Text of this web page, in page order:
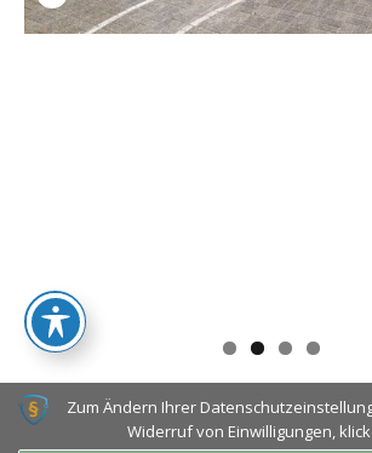
Zum Ändern Ihrer
Widerruf von Einwilligungen,